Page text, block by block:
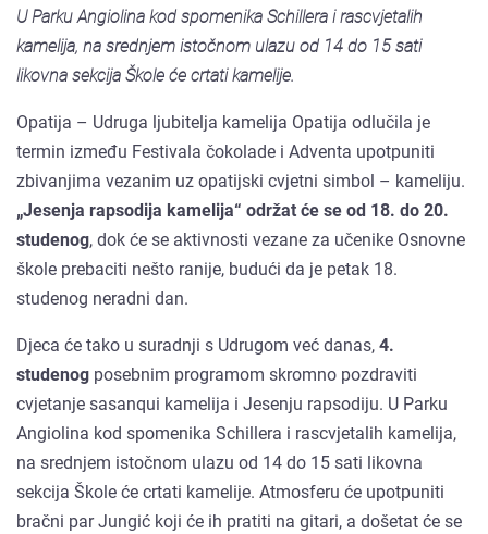
U Parku Angiolina kod spomenika Schillera i rascvjetalih
kamelija, na srednjem istočnom ulazu od 14 do 15 sati
likovna sekcija Škole će crtati kamelije.
Opatija – Udruga ljubitelja kamelija Opatija odlučila je
termin između Festivala čokolade i Adventa upotpuniti
zbivanjima vezanim uz opatijski cvjetni simbol – kameliju.
„Jesenja rapsodija kamelija“ održat će se od 18. do 20.
studenog, dok će se aktivnosti vezane za učenike Osnovne
škole prebaciti nešto ranije, budući da je petak 18.
studenog neradni dan.
Djeca će tako u suradnji s Udrugom već danas, 4.
studenog posebnim programom skromno pozdraviti
cvjetanje sasanqui kamelija i Jesenju rapsodiju. U Parku
Angiolina kod spomenika Schillera i rascvjetalih kamelija,
na srednjem istočnom ulazu od 14 do 15 sati likovna
sekcija Škole će crtati kamelije. Atmosferu će upotpuniti
bračni par Jungić koji će ih pratiti na gitari, a došetat će se